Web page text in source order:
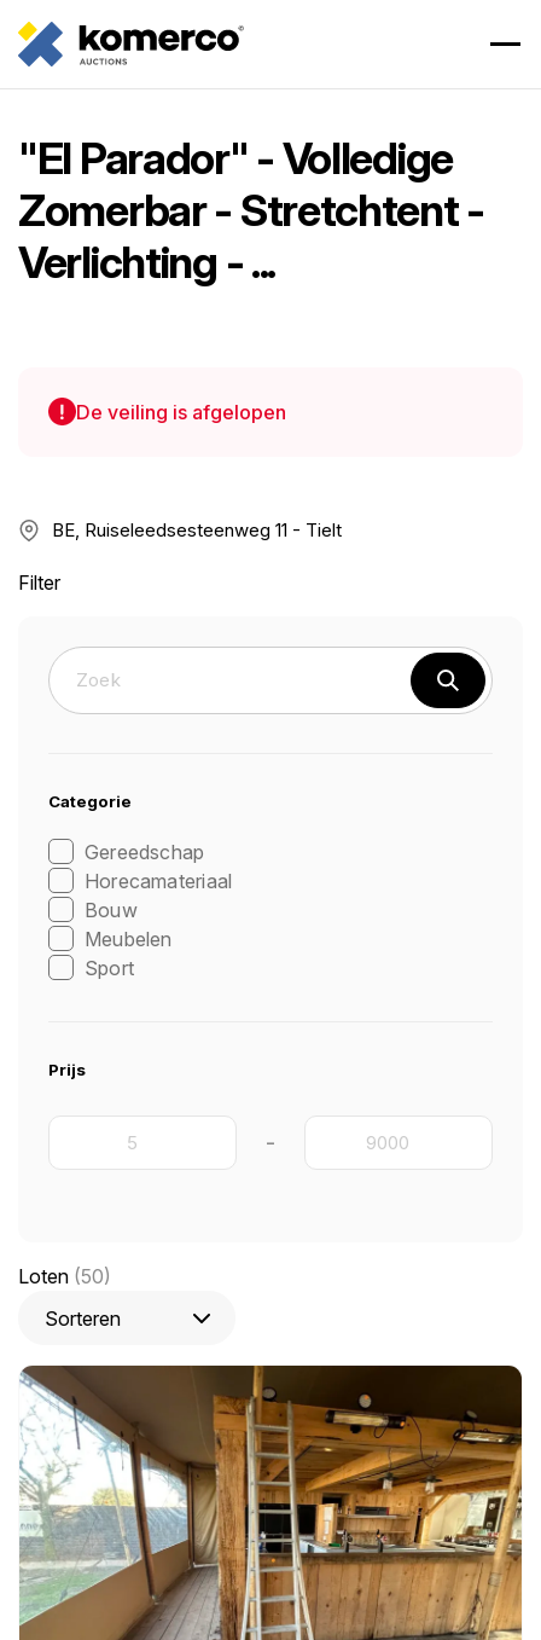
"El Parador" - Volledige
Zomerbar - Stretchtent -
Verlichting - ...
De veiling is afgelopen
BE, Ruiseleedsesteenweg 11 - Tielt
Filter
Categorie
Gereedschap
Horecamateriaal
Bouw
Meubelen
Sport
Prijs
-
Loten (50)